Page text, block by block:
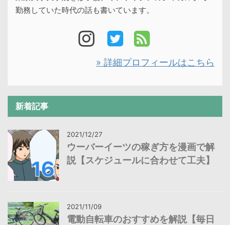
勤務していた時代の話も書いています。
» 詳細プロフィールはこちら
新着記事
2021/12/27
ウーバーイーツの稼ぎ方を漫画で解
説【スケジュールに合わせて工夫】
2021/11/09
電動自転車のおすすめを解説【毎日